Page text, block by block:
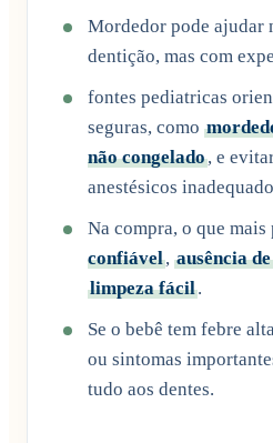
Mordedor pode ajudar
dentição, mas com
fontes pediatricas
seguras, como
não congelado, e
anestésicos
Na compra, o que mais
confiável, ausência
limpeza fácil.
Se o bebê tem febre
ou sintomas
tudo aos dentes.